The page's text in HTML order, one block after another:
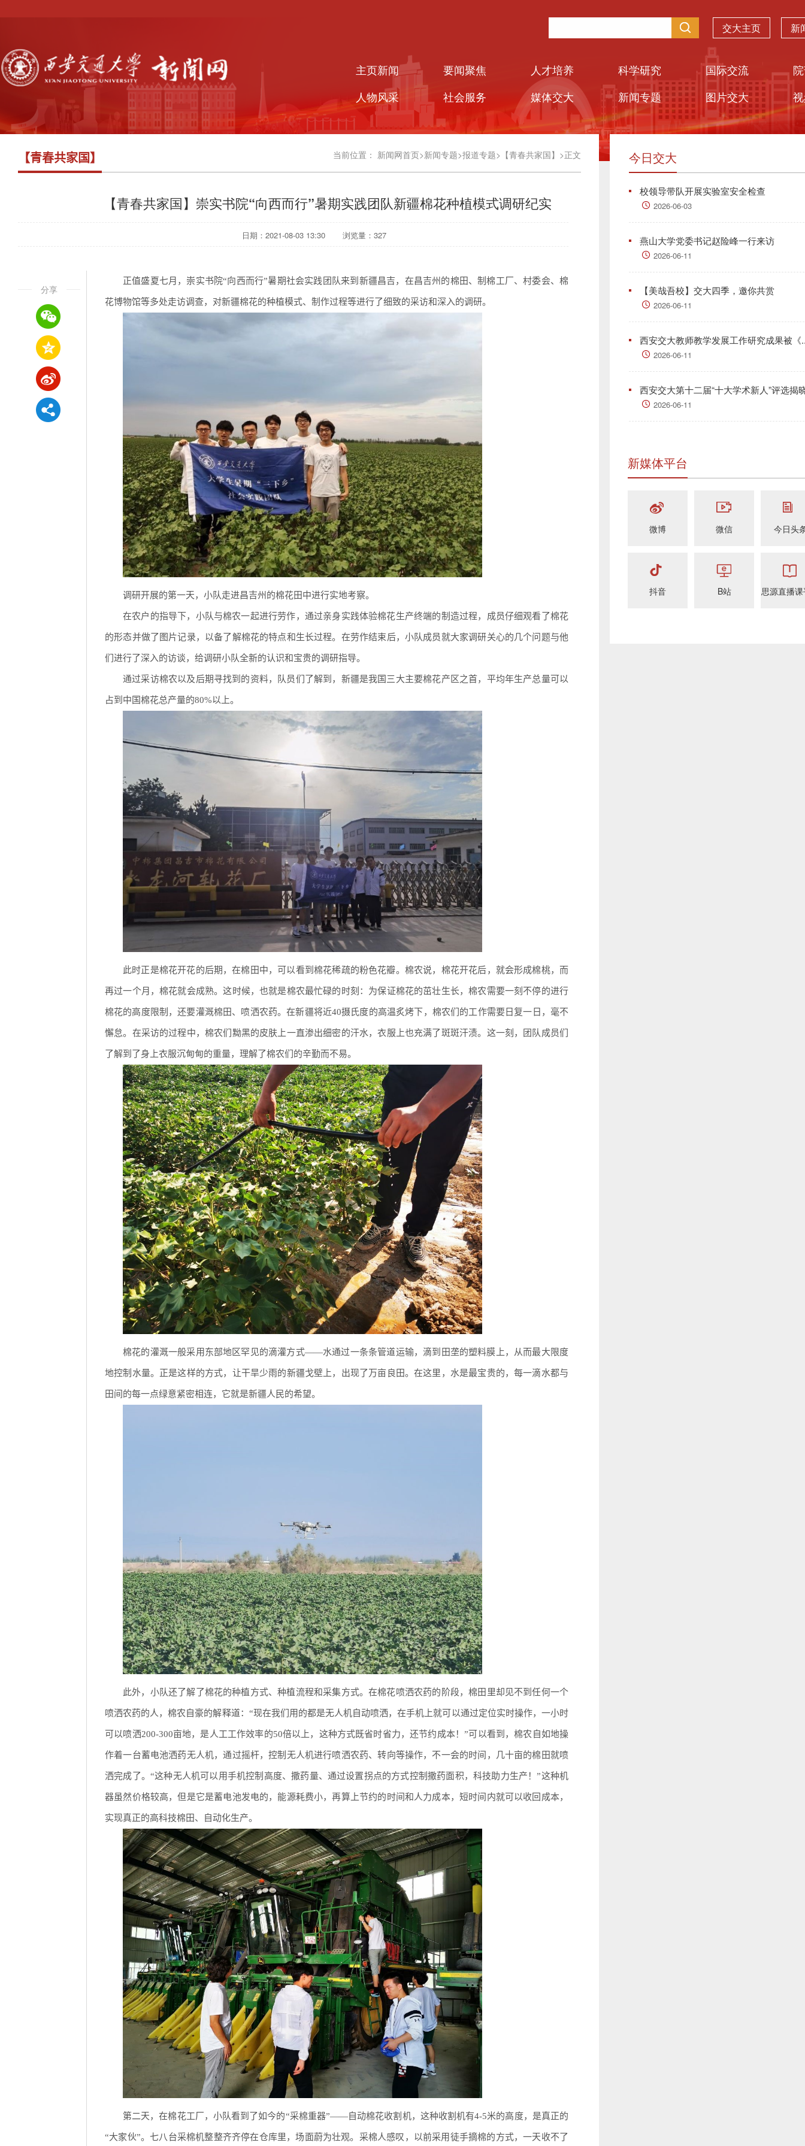
交大主页 新
主页新闻 要闻聚焦 人才培养 科学研究 国际交流
人物风采
社会服务 媒体交大 新闻专题 图片交大
当前位置： 新闻网首页>新闻专题>报道专题> 【青春共家国】 >正文
【青春共家国】
分享
【青春共家国】崇实书院“向西而行”暑期实践团队新疆棉花种植模式调研纪实
日期：2021-08-03 13:30 浏览量： 327
正值盛夏七月，崇实书院“向西而行”暑期社会实践团队来到新疆昌吉，在昌吉州的棉田、制棉工厂、村委会、棉
花博物馆等多处走访调查，对新疆棉花的种植模式、制作过程等进行了细致的采访和深入的调研。
调研开展的第一天，小队走进昌吉州的棉花田中进行实地考察。
在农户的指导下，小队与棉农一起进行劳作，通过亲身实践体验棉花生产终端的制造过程，成员仔细观看了棉花
的形态并做了图片记录，以备了解棉花的特点和生长过程。在劳作结束后，小队成员就大家调研关心的几个问题与他
们进行了深入的访谈，给调研小队全新的认识和宝贵的调研指导。
通过采访棉农以及后期寻找到的资料，队员们了解到，新疆是我国三大主要棉花产区之首，平均年生产总量可以
占到中国棉花总产量的80%以上。
此时正是棉花开花的后期，在棉田中，可以看到棉花稀疏的粉色花瓣。棉农说，棉花开花后，就会形成棉桃，而
再过一个月，棉花就会成熟。这时候，也就是棉农最忙碌的时刻：为保证棉花的茁壮生长，棉农需要一刻不停的进行
棉花的高度限制，还要灌溉棉田、喷洒农药。在新疆将近40摄氏度的高温炙烤下，棉农们的工作需要日复一日，毫不
懈怠。在采访的过程中，棉农们黝黑的皮肤上一直渗出细密的汗水，衣服上也充满了斑斑汗渍。这一刻，团队成员们
了解到了身上衣服沉甸甸的重量，理解了棉农们的辛勤而不易。
棉花的灌溉一般采用东部地区罕见的滴灌方式——水通过一条条管道运输，滴到田垄的塑料膜上，从而最大限度
地控制水量。正是这样的方式，让干旱少雨的新疆戈壁上，出现了万亩良田。在这里，水是最宝贵的，每一滴水都与
田间的每一点绿意紧密相连，它就是新疆人民的希望。
此外，小队还了解了棉花的种植方式、种植流程和采集方式。在棉花喷洒农药的阶段，棉田里却见不到任何一个
喷洒农药的人，棉农自豪的解释道：“现在我们用的都是无人机自动喷洒，在手机上就可以通过定位实时操作，一小时
可以喷洒200-300亩地，是人工工作效率的50倍以上，这种方式既省时省力，还节约成本！”可以看到，棉农自如地操
作着一台蓄电池洒药无人机，通过摇杆，控制无人机进行喷洒农药、转向等操作，不一会的时间，几十亩的棉田就喷
洒完成了。“这种无人机可以用手机控制高度、撒药量、通过设置拐点的方式控制撒药面积，科技助力生产！”这种机
器虽然价格较高，但是它是蓄电池发电的，能源耗费小，再算上节约的时间和人力成本，短时间内就可以收回成本，
实现真正的高科技棉田、自动化生产。
第二天，在棉花工厂，小队看到了如今的“采棉重器”——自动棉花收割机，这种收割机有4-5米的高度，是真正的
“大家伙”。七八台采棉机整整齐齐停在仓库里，场面蔚为壮观。采棉人感叹，以前采用徒手摘棉的方式，一天收不了
今日交大
校领导带队开展实验室安全检查
2026-06-03
燕山大学党委书记赵险峰一行来访
2026-06-11
【美哉吾校】交大四季，邀你共赏
2026-06-11
西安交大教师教学发展工作研究成果被《
2026-06-11
西安交大第十二届“十大学术新人”评选揭
2026-06-11
新媒体平台
微博 微信 今日头
抖音 B站 思源直播